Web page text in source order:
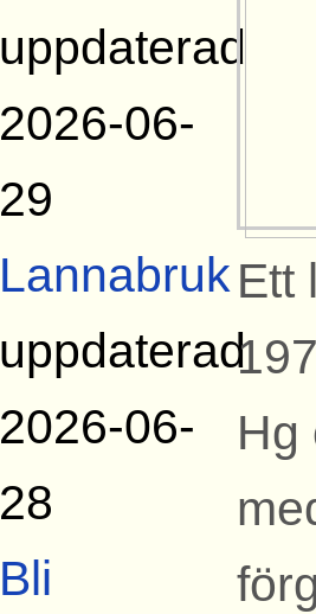
uppdaterad
2026-06-
29
Lannabruk
uppdaterad
2026-06-
28
Bli
Ett
Hg